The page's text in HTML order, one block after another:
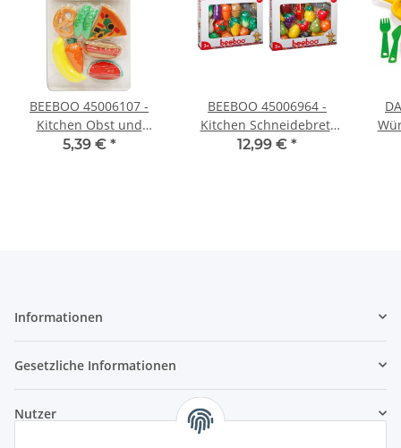
BEEBOO 45006107 -
Kitchen Obst und
Gemüse, 8-teilig
5,39 € *
BEEBOO 45006964 -
Kitchen Schneidebrett
mit Obst oder Gemüse -
12,99 € *
Informationen
Gesetzliche Informationen
Nutzer